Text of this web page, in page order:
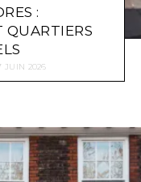
:
QUARTIERS
JUIN 2026